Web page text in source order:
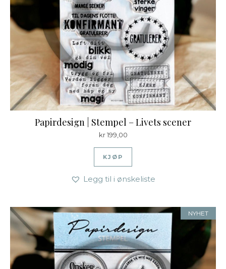
Papirdesign | Stempel – Livets scener
kr199,00
KJØP
Legg til i ønskeliste
NYHET